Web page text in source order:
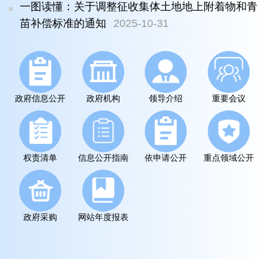
一图读懂：关于调整征收集体土地地上附着物和青
苗补偿标准的通知
2025-10-31
政府信息公开 政府机构 领导介绍 重要会议
权责清单 信息公开指南 依申请公开 重点领域公开
政府采购 网站年度报表